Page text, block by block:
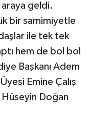
geldi.
bir samimiyetle
ile tek tek
hem de bol bol
Başkanı Adem
Emine Çalış
Hüseyin Doğan